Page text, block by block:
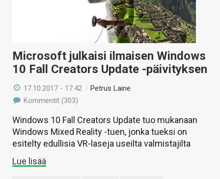
Microsoft julkaisi ilmaisen Windows
10 Fall Creators Update -päivityksen
17.10.2017 - 17:42 /Petrus Laine
Kommentit (303)
Windows 10 Fall Creators Update tuo mukanaan
Windows Mixed Reality -tuen, jonka tueksi on
esitelty edullisia VR-laseja useilta valmistajilta
Lue lisää